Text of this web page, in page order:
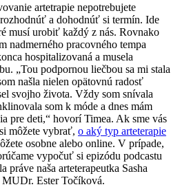
artetrapie nepotrebujete
rozhodnúť a dohodnúť si termín. Ide
musí urobiť každý z nás. Rovnako
nadmerného pracovného tempa
hospitalizovaná a musela
„Tou podpornou liečbou sa mi stala
našla nielen opätovnú radosť
svojho života. Vždy som snívala
som k móde a dnes mám
pre deti,“ hovorí Timea. Ak sme vás
môžete vybrať, o aký typ arteterapie
osobne alebo online. V prípade,
vypočuť si epizódu podcastu
práve naša arteterapeutka Sasha
Ester Točíková.